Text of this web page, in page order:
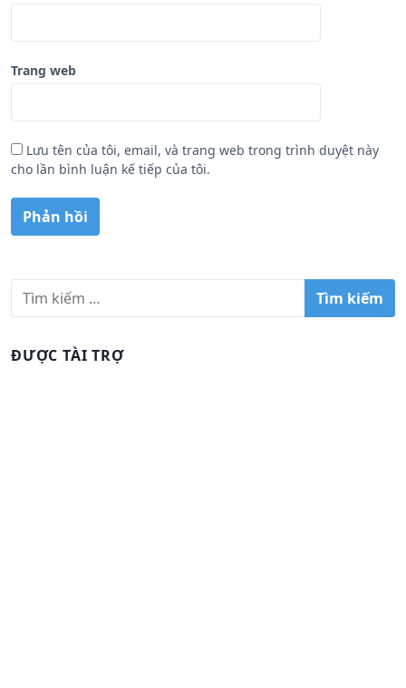
Trang web
Lưu tên của tôi, email, và trang web trong trình duyệt này
cho lần bình luận kế tiếp của tôi.
iĐƯỢC TÀI TRỢ